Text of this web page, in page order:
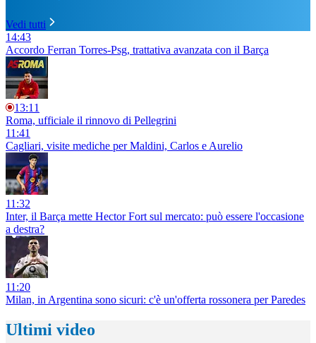
Vedi tutti
14:43
Accordo Ferran Torres-Psg, trattativa avanzata con il Barça
13:11
Roma, ufficiale il rinnovo di Pellegrini
11:41
Cagliari, visite mediche per Maldini, Carlos e Aurelio
11:32
Inter, il Barça mette Hector Fort sul mercato: può essere l'occasione
a destra?
11:20
Milan, in Argentina sono sicuri: c'è un'offerta rossonera per Paredes
Ultimi video